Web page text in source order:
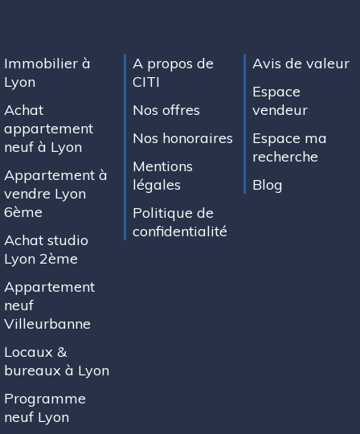
Immobilier à
Lyon
Achat
appartement
neuf à Lyon
Appartement à
vendre Lyon
6ème
Achat studio
Lyon 2ème
Appartement
neuf
Villeurbanne
Locaux &
bureaux à Lyon
Programme
neuf Lyon
A propos de
CITI
Nos offres
Nos honoraires
Mentions
légales
Politique de
confidentialité
Avis de valeur
Espace
vendeur
Espace ma
recherche
Blog